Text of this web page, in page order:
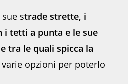
strade strette, i
i tetti a punta e le sue
tra le quali spicca la
varie opzioni per poterlo